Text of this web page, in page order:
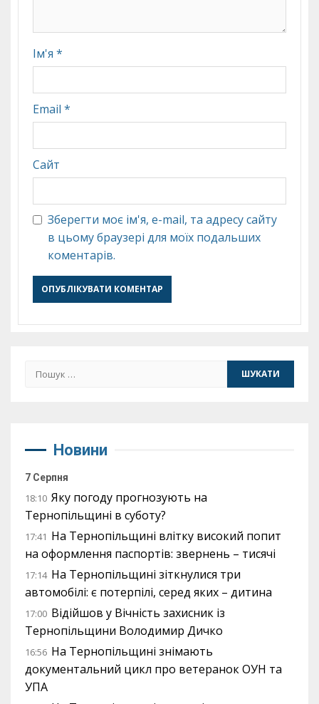
Ім'я *
Email *
Сайт
Зберегти моє ім'я, e-mail, та адресу сайту
в цьому браузері для моїх подальших
коментарів.
Пошук:
Новини
7 Серпня
18:10 Яку погоду прогнозують на
Тернопільщині в суботу?
17:41 На Тернопільщині влітку високий попит
на оформлення паспортів: звернень – тисячі
17:14 На Тернопільщині зіткнулися три
автомобілі: є потерпілі, серед яких – дитина
17:00 Відійшов у Вічність захисник із
Тернопільщини Володимир Дичко
16:56 На Тернопільщині знімають
документальний цикл про ветеранок ОУН та
УПА